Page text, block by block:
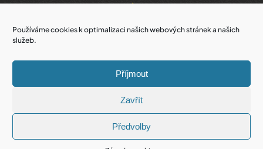
Používáme cookies k optimalizaci našich webových stránek a našich
služeb.
Příjmout
Zavřít
Předvolby
Důležité odkazy
Prohlášení o přístupnosti